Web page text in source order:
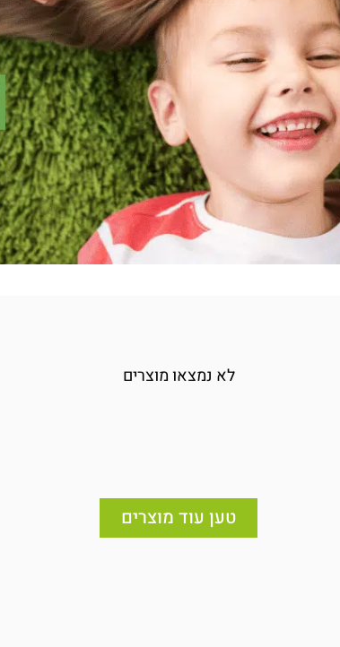
לא נמצאו מוצרים
טען עוד מוצרים